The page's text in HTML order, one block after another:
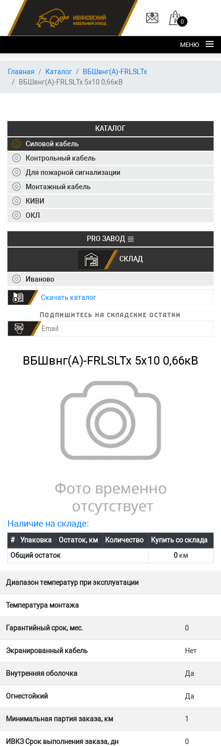
0
МЕНЮ
Главная
О заводе
Склад
ОКЛ
Вакансии
Контакты
+7 (495) 150-40-20
info@ivkz.ru
Главная Каталог
ВБШвнг(А)-FRLSLTx
ВБШвнг(А)-FRLSLTx 5х10 0,66кВ
КАТАЛОГ
Силовой кабель
Контрольный кабель
Для пожарной сигнализации
Монтажный кабель
КИВИ
ОКЛ
PRO ЗАВОД
СКЛАД
Иваново
Скачать каталог
Подпишитесь на складские остатки
ВБШвнг(А)-FRLSLTx 5х10 0,66кВ
Наличие на складе:
# Упаковка Остаток, км Количество
Купить со склада
Общий остаток
0 км
Диапазон температур при эксплуатации
Температура монтажа
Гарантийный срок, мес. 0
Экранированный кабель Нет
Внутренняя оболочка Да
Огнестойкий Да
Минимальная партия заказа, км 1
ИВКЗ Срок выполнения заказа, дн 0